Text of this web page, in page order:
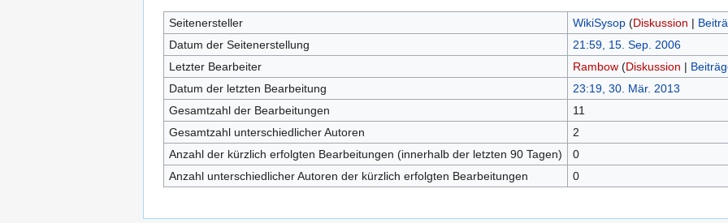
Seitenersteller WikiSysop (Diskussion |
Datum der Seitenerstellung
21:59, 15. Sep. 2006
Letzter Bearbeiter
Rambow (Diskussion |
Datum der letzten Bearbeitung
23:19, 30. Mär. 2013
Gesamtzahl der Bearbeitungen
11
Gesamtzahl unterschiedlicher Autoren
2
Anzahl der kürzlich erfolgten Bearbeitungen (innerhalb der letzten 90 Tagen)
0
Anzahl unterschiedlicher Autoren der kürzlich erfolgten Bearbeitungen
0